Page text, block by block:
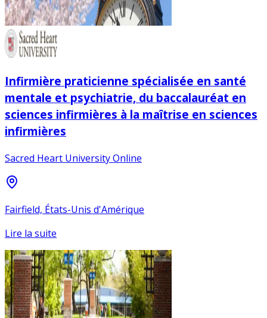
Infirmière praticienne spécialisée en santé
mentale et psychiatrie, du baccalauréat en
sciences infirmières à la maîtrise en sciences
infirmières
Sacred Heart University Online
Fairfield, États-Unis d'Amérique
Lire la suite